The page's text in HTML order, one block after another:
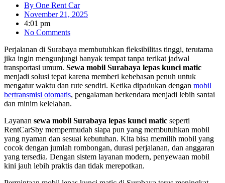
By One Rent Car
November 21, 2025
4:01 pm
No Comments
Perjalanan di Surabaya membutuhkan fleksibilitas tinggi, terutama
jika ingin mengunjungi banyak tempat tanpa terikat jadwal
transportasi umum. Sewa mobil Surabaya lepas kunci matic
menjadi solusi tepat karena memberi kebebasan penuh untuk
mengatur waktu dan rute sendiri. Ketika dipadukan dengan mobil
bertransmisi otomatis, pengalaman berkendara menjadi lebih santai
dan minim kelelahan.
Layanan sewa mobil Surabaya lepas kunci matic seperti
RentCarSby mempermudah siapa pun yang membutuhkan mobil
yang nyaman dan sesuai kebutuhan. Kita bisa memilih mobil yang
cocok dengan jumlah rombongan, durasi perjalanan, dan anggaran
yang tersedia. Dengan sistem layanan modern, penyewaan mobil
kini jauh lebih praktis dan tidak merepotkan.